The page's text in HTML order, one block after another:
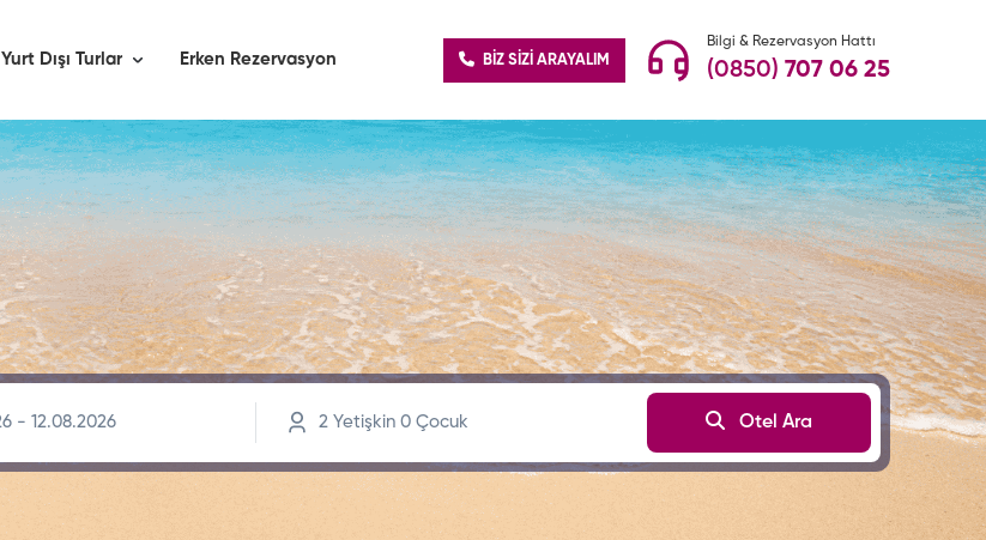
Yurt Dışı Turlar Erken Rezervasyon BİZ SİZİ ARAYALIM
Bilgi & Rezervasyon Hattı
(0850) 707 06 25
2 Yetişkin 0Çocuk Otel Ara